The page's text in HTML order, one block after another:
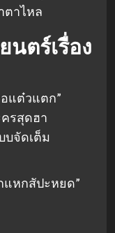
ตาไหล
ตร์เรื่อง
แต๋วแตก”
รสุดฮา
บจัดเต็ม
หกสัปะหยด”